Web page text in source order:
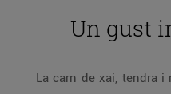
Un gust
La carn de xai, tendra